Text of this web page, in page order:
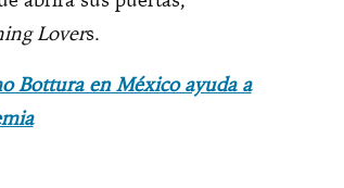
Lovers.
Bottura en México ayuda a